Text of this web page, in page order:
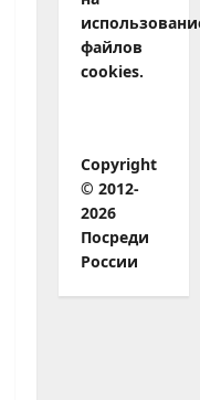
файлов
cookies.
Copyright
© 2012-
2026
Посреди
России